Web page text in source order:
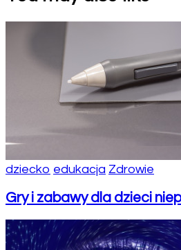
dziecko edukacja Zdrowie
Gry i zabawy dla dzieci